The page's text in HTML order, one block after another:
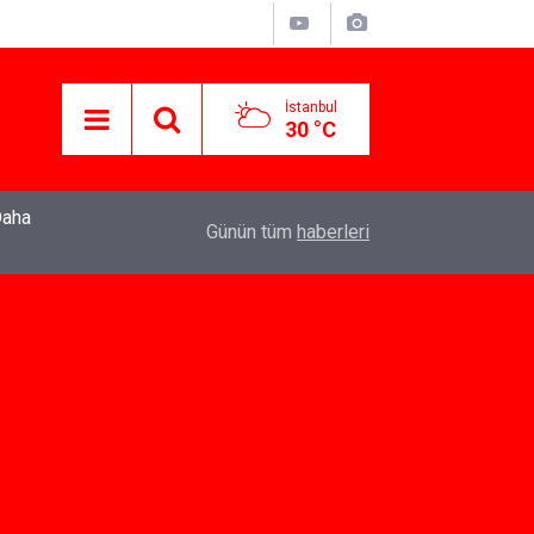
İstanbul
30 °C
Özlem Drahyalı Kimdir, Nereli ve Kaç
Günün tüm haberleri